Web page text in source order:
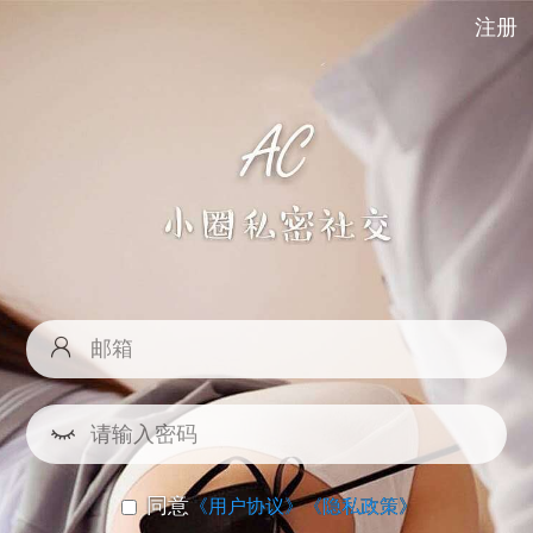
注册
同意《用户协议》《隐私政策》